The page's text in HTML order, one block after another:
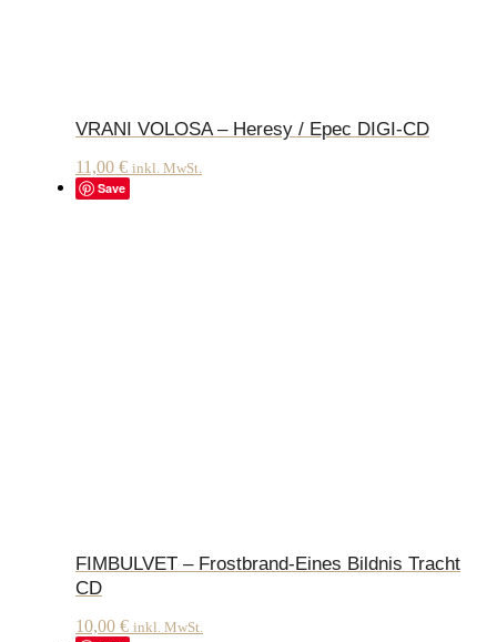
VRANI VOLOSA – Heresy / Epec DIGI-CD
11,00 € inkl. MwSt.
Save
FIMBULVET – Frostbrand-Eines Bildnis Tracht
CD
10,00 € inkl. MwSt.